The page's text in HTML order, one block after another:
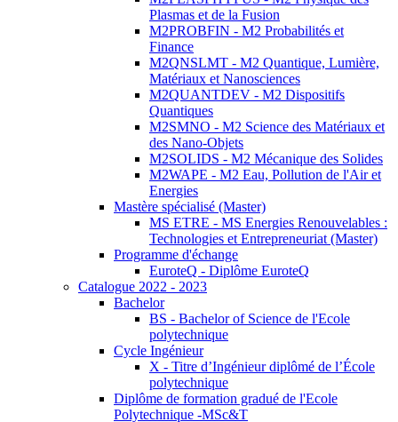
Plasmas et de la Fusion
M2PROBFIN - M2 Probabilités et
Finance
M2QNSLMT - M2 Quantique, Lumière,
Matériaux et Nanosciences
M2QUANTDEV - M2 Dispositifs
Quantiques
M2SMNO - M2 Science des Matériaux et
des Nano-Objets
M2SOLIDS - M2 Mécanique des Solides
M2WAPE - M2 Eau, Pollution de l'Air et
Energies
Mastère spécialisé (Master)
MS ETRE - MS Energies Renouvelables :
Technologies et Entrepreneuriat (Master)
Programme d'échange
EuroteQ - Diplôme EuroteQ
Catalogue 2022 - 2023
Bachelor
BS - Bachelor of Science de l'Ecole
polytechnique
Cycle Ingénieur
X - Titre d’Ingénieur diplômé de l’École
polytechnique
Diplôme de formation gradué de l'Ecole
Polytechnique -MSc&T